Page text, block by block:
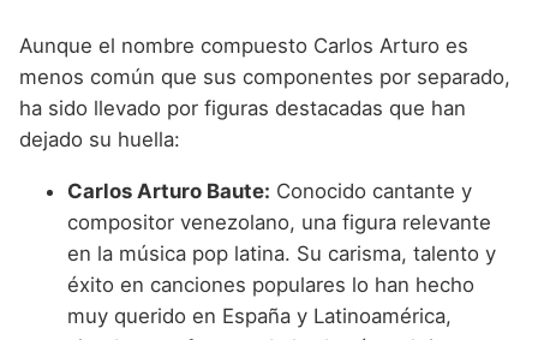
Aunque el nombre compuesto Carlos Arturo es
menos común que sus componentes por separado,
ha sido llevado por figuras destacadas que han
dejado su huella:
Carlos Arturo Baute: Conocido cantante y
compositor venezolano, una figura relevante
en la música pop latina. Su carisma, talento y
éxito en canciones populares lo han hecho
muy querido en España y Latinoamérica,